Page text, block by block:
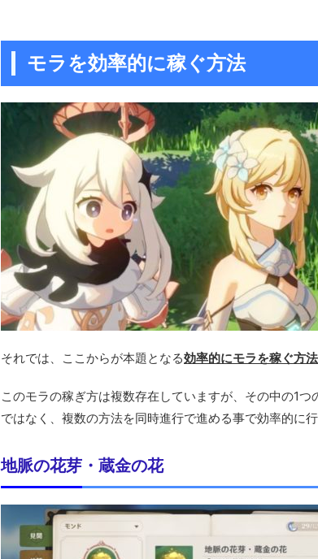
モラを効率的に稼ぐ方法
それでは、ここからが本題となる効率的にモラを稼ぐ方法
このモラの稼ぎ方は複数存在していますが、その中の1
ではなく、複数の方法を同時進行で進める事で効率的に
地脈の花芽・蔵金の花